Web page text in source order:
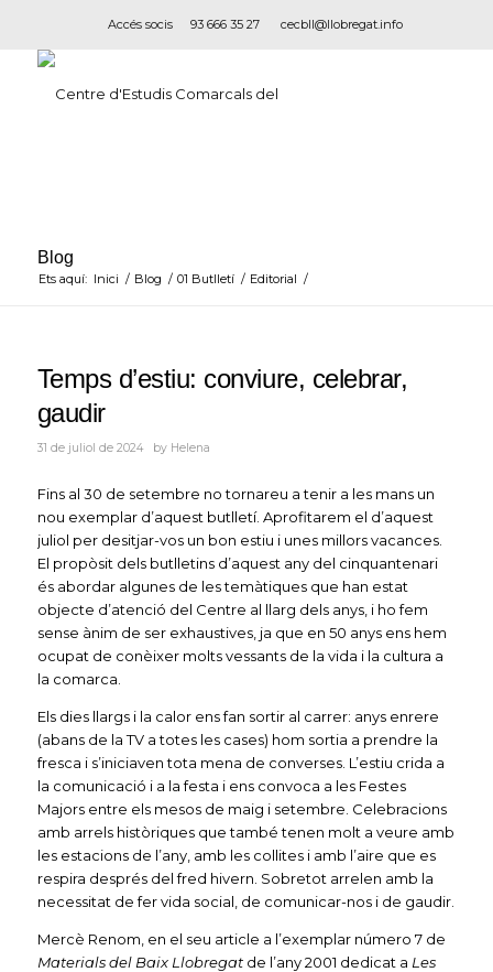
Accés socis 93 666 35 27 cecbll@llobregat.info
Blog
Ets aquí: Inici / Blog / 01 Butlletí / Editorial /
Temps d’estiu: conviure, celebrar,
gaudir
31 de juliol de 2024 by Helena
Fins al 30 de setembre no tornareu a tenir a les mans un
nou exemplar d’aquest butlletí. Aprofitarem el d’aquest
juliol per desitjar-vos un bon estiu i unes millors vacances.
El propòsit dels butlletins d’aquest any del cinquantenari
és abordar algunes de les temàtiques que han estat
objecte d’atenció del Centre al llarg dels anys, i ho fem
sense ànim de ser exhaustives, ja que en 50 anys ens hem
ocupat de conèixer molts vessants de la vida i la cultura a
la comarca.
Els dies llargs i la calor ens fan sortir al carrer: anys enrere
(abans de la TV a totes les cases) hom sortia a prendre la
fresca i s’iniciaven tota mena de converses. L’estiu crida a
la comunicació i a la festa i ens convoca a les Festes
Majors entre els mesos de maig i setembre. Celebracions
amb arrels històriques que també tenen molt a veure amb
les estacions de l’any, amb les collites i amb l’aire que es
respira després del fred hivern. Sobretot arrelen amb la
necessitat de fer vida social, de comunicar-nos i de gaudir.
Mercè Renom, en el seu article a l’exemplar número 7 de
Materials del Baix Llobregatde l’any 2001 dedicat a Les